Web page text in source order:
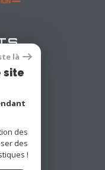
là
site
des
des
!